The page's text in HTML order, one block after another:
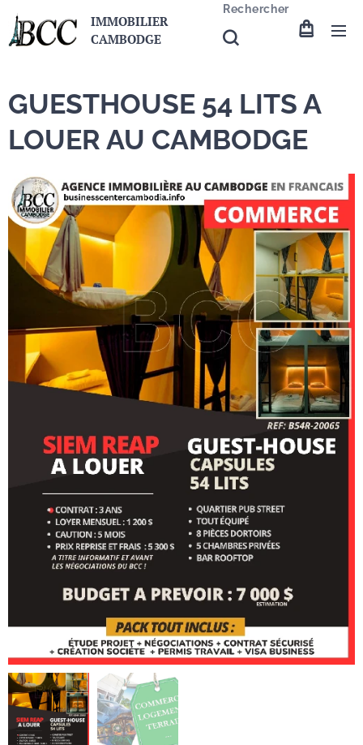
IMMOBILIER
CAMBODGE
Rechercher
GUESTHOUSE 54 LITS A
LOUER AU CAMBODGE